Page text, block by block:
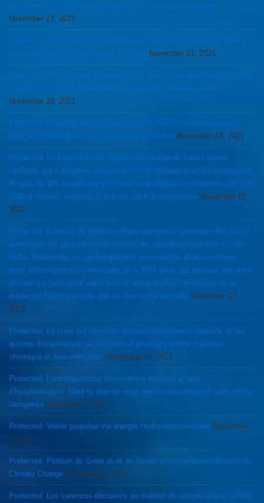
corruption de la FDA et d’une partie de la science mainstream
November 21, 2021
Protected: Ivermectin cliniquement supérieur et bien moins onéreux que
la nouvelle molécule anti-virale de Pfizer November 21, 2021
Protected: Plus de cent mille décès liés à la sur-médicalisation et “drug
overdose” lors de la crise Covid en Amérique: nouveau record
November 19, 2021
Protected: Nouvelle étude indiquant que COVID 19 aurait sa source
dans le marché de produits d’animaux de Wuhan November 19, 2021
Protected: La Cour Fédérale d’appel américaine du 5ieme circuit
confirme que l’obligation vaccinale COVID fédérale pour les entreprises
de plus de 100 travailleurs est prima facie illégale et nécessite une “full
judicial review”: exégèse et le point sur le front juridique November 13,
2021
Protected: A l’instar de plusieurs Pays européens, plusieurs des Etats
américains les plus vaccinés cassent les records en infection Covid-
Delta. Meanwhile, un cardiologue très pro-industrie pharmaceutique
vient d’être nommé commissaire de la FDA alors que presque rien n’est
déclaré sur l’efficacité anti-Covid et anti-maladies chroniques de la
médecine holistique ainsi que de l’immunité naturelle November 12,
2021
Protected: Le point sur plusieurs immuno-modulateurs naturels et leur
actions thérapeutique sur le Covid et plusieurs autres maladies
chronique et auto-immunes.
November 10, 2021
Protected: L’antidepresseur fluvoxamine réduirait le taux
d’hospitalisation. Mais la Joie de vivre encore davantage et sans effets
iatrogènes November 4, 2021
Protected: Voilier propulsé via énergie Hydro-électro-solaire November
3, 2021
Protected: Pétition de Greta et al, en faveur d’une politique sérieuse du
Climate Change November 2, 2021
Protected: Les carences décisives en matière de complications COVID